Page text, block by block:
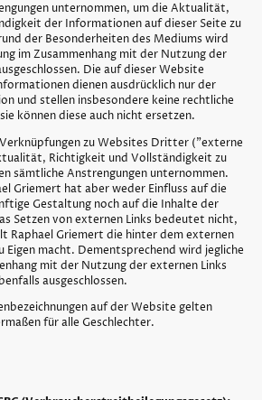
unternommen, um die Aktualität,
der Informationen auf dieser Seite zu
der Besonderheiten des Mediums wird
im Zusammenhang mit der Nutzung der
Die auf dieser Website
dienen ausdrücklich nur der
und stellen insbesondere keine rechtliche
können diese auch nicht ersetzen.
zu Websites Dritter ("externe
Richtigkeit und Vollständigkeit zu
sämtliche Anstrengungen unternommen.
Griemert hat aber weder Einfluss auf die
Gestaltung noch auf die Inhalte der
Setzen von externen Links bedeutet nicht,
Raphael Griemert die hinter dem externen
Eigen macht. Dementsprechend wird jegliche
mit der Nutzung der externen Links
ausgeschlossen.
auf der Website gelten
für alle Geschlechter.